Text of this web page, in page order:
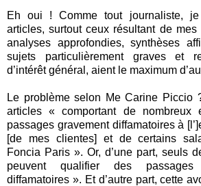
Eh oui ! Comme tout journaliste,
articles, surtout ceux résultant de mes
analyses approfondies, synthèses
sujets particulièrement graves et
d’intérêt général, aient le maximum
Le problème selon Me Carine Piccio
articles « comportant de nombreux
passages gravement diffamatoires à
[de mes clientes] et de certains
Foncia Paris ». Or, d’une part, seuls
peuvent qualifier des
diffamatoires ». Et d’autre part, cette